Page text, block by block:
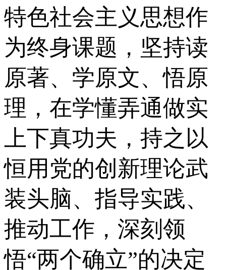
特色社会主义思想作
为终身课题，坚持读
原著、学原文、悟原
理，在学懂弄通做实
上下真功夫，持之以
恒用党的创新理论武
装头脑、指导实践、
推动工作，深刻领
悟“两个确立”的决定